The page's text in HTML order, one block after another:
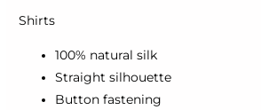
Shirts
100% natural silk
Straight silhouette
Button fastening